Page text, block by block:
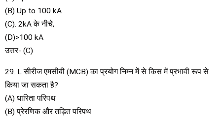
(B) Up to 100 kA
(C). 2kA के नीचे,
(D)>100 kA
उत्तर- (C)
29. L सीरीज एमसीबी (MCB) का प्रयोग निम्न में से किस में प्रभावी रूप से
किया जा सकता है?
(A) धारिता परिपथ
(B) प्रेरणिक और तड़ित परिपथ